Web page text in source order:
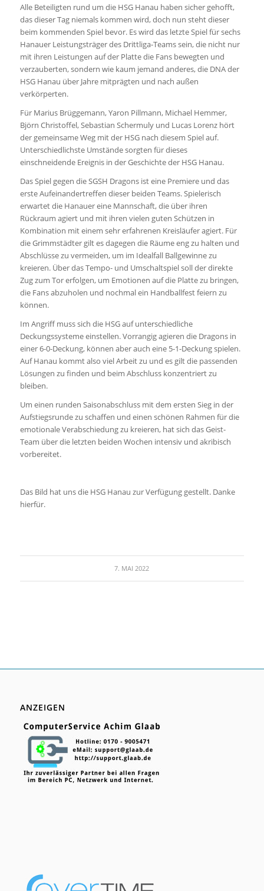
Alle Beteiligten rund um die HSG Hanau haben sicher gehofft,
das dieser Tag niemals kommen wird, doch nun steht dieser
beim kommenden Spiel bevor. Es wird das letzte Spiel für sechs
Hanauer Leistungsträger des Drittliga-Teams sein, die nicht nur
mit ihren Leistungen auf der Platte die Fans bewegten und
verzauberten, sondern wie kaum jemand anderes, die DNA der
HSG Hanau über Jahre mitprägten und nach außen
verkörperten.
Für Marius Brüggemann, Yaron Pillmann, Michael Hemmer,
Björn Christoffel, Sebastian Schermuly und Lucas Lorenz hört
der gemeinsame Weg mit der HSG nach diesem Spiel auf.
Unterschiedlichste Umstände sorgten für dieses
einschneidende Ereignis in der Geschichte der HSG Hanau.
Das Spiel gegen die SGSH Dragons ist eine Premiere und das
erste Aufeinandertreffen dieser beiden Teams. Spielerisch
erwartet die Hanauer eine Mannschaft, die über ihren
Rückraum agiert und mit ihren vielen guten Schützen in
Kombination mit einem sehr erfahrenen Kreisläufer agiert. Für
die Grimmstädter gilt es dagegen die Räume eng zu halten und
Abschlüsse zu vermeiden, um im Idealfall Ballgewinne zu
kreieren. Über das Tempo- und Umschaltspiel soll der direkte
Zug zum Tor erfolgen, um Emotionen auf die Platte zu bringen,
die Fans abzuholen und nochmal ein Handballfest feiern zu
können.
Im Angriff muss sich die HSG auf unterschiedliche
Deckungssysteme einstellen. Vorrangig agieren die Dragons in
einer 6-0-Deckung, können aber auch eine 5-1-Deckung spielen.
Auf Hanau kommt also viel Arbeit zu und es gilt die passenden
Lösungen zu finden und beim Abschluss konzentriert zu
bleiben.
Um einen runden Saisonabschluss mit dem ersten Sieg in der
Aufstiegsrunde zu schaffen und einen schönen Rahmen für die
emotionale Verabschiedung zu kreieren, hat sich das Geist-
Team über die letzten beiden Wochen intensiv und akribisch
vorbereitet.
Das Bild hat uns die HSG Hanau zur Verfügung gestellt. Danke
hierfür.
7. MAI 2022
ANZEIGEN